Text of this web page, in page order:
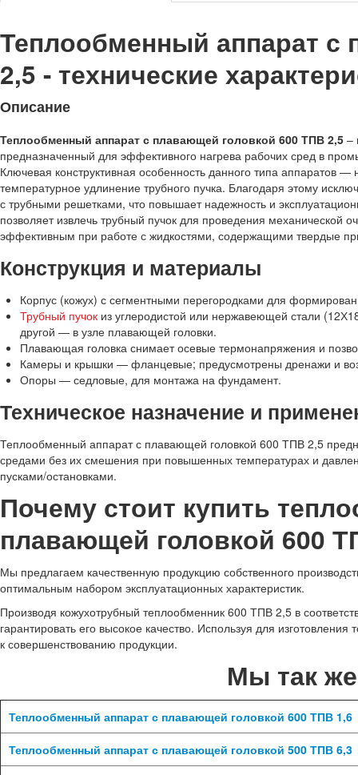
Теплообменный аппарат с
2,5 - технические
Описание
Теплообменный аппарат с плавающей головкой 600 ТПВ 2,5 –
предназначенный для эффективного нагрева рабочих сред в
Ключевая конструктивная особенность данного типа аппаратов
температурное удлинение трубного пучка. Благодаря этому
с трубными решетками, что повышает надежность и
позволяет извлечь трубный пучок для проведения механической
эффективным при работе с жидкостями, содержащими твердые
Конструкция и материалы
Корпус (кожух) с сегментными перегородками для
Трубный пучок из углеродистой или нержавеющей стали
другой — в узле плавающей головки.
Плавающая головка снимает осевые термонапряжения и
Камеры и крышки — фланцевые; предусмотрены дренажи и
Опоры — седловые, для монтажа на фундамент.
Техническое назначение и
Теплообменный аппарат с плавающей головкой 600 ТПВ 2,5
средами без их смешения при повышенных температурах и
пусками/остановками.
Почему стоит купить
плавающей головкой 600
Мы предлагаем качественную продукцию собственного
оптимальным набором эксплуатационных характеристик.
Производя кожухотрубный теплообменник 600 ТПВ 2,5 в
гарантировать его высокое качество. Используя для
к совершенствованию продукции.
Мы так
Теплообменный аппарат с плавающей головкой 600 ТПВ 1,6
Теплообменный аппарат с плавающей головкой 500 ТПВ 6,3